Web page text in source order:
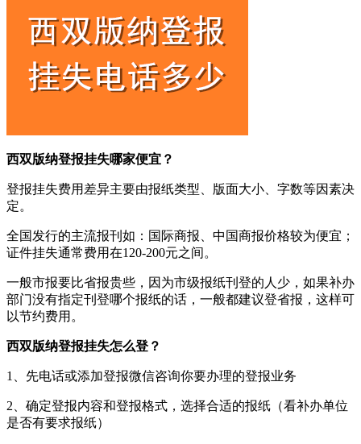
西双版纳登报挂失哪家便宜？
登报挂失费用差异主要由报纸类型、版面大小、字数等因素决
定。
全国发行的主流报刊如：国际商报、中国商报价格较为便宜；
证件挂失通常费用在120-200元之间。
一般市报要比省报贵些，因为市级报纸刊登的人少，如果补办
部门没有指定刊登哪个报纸的话，一般都建议登省报，这样可
以节约费用。
西双版纳登报挂失怎么登？
1、先电话或添加登报微信咨询你要办理的登报业务
2、确定登报内容和登报格式，选择合适的报纸（看补办单位
是否有要求报纸）